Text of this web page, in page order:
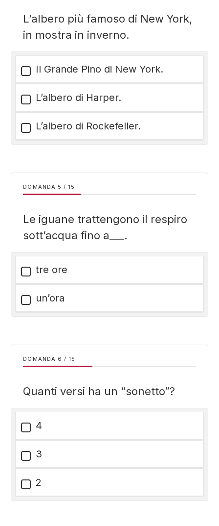
L’albero più famoso di New York,
in mostra in inverno.
Il Grande Pino di New York.
L’albero di Harper.
L’albero di Rockefeller.
DOMANDA / 15
Le iguane trattengono il respiro
sott’acqua fino a___.
tre ore
un’ora
DOMANDA / 15
Quanti versi ha un “sonetto”?
4
3
2